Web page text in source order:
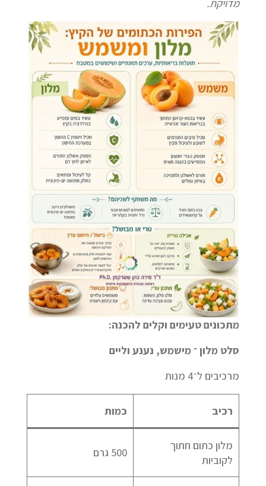
מדויקת.
מתכונים טעימים וקלים להכנה:
סלט מלון ־ מישמש, נענע וליים
מרכיבים ל־4 מנות
רכיב כמות
מלון כתום חתוך
לקוביות
500 גרם